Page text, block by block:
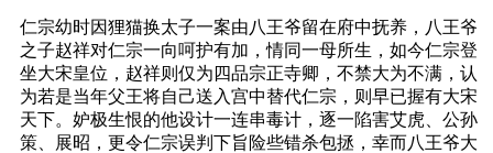
仁宗幼时因狸猫换太子一案由八王爷留在府中抚养，八王爷
之子赵祥对仁宗一向呵护有加，情同一母所生，如今仁宗登
坐大宋皇位，赵祥则仅为四品宗正寺卿，不禁大为不满，认
为若是当年父王将自己送入宫中替代仁宗，则早已握有大宋
天下。妒极生恨的他设计一连串毒计，逐一陷害艾虎、公孙
策、展昭，更令仁宗误判下旨险些错杀包拯，幸而八王爷大